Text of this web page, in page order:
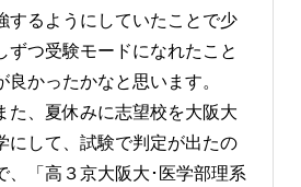
するようにしていたことで少
ずつ受験モードになれたこと
良かったかなと思います。
た、夏休みに志望校を大阪大
にして、試験で判定が出たの
、「高３京大阪大･医学部理系